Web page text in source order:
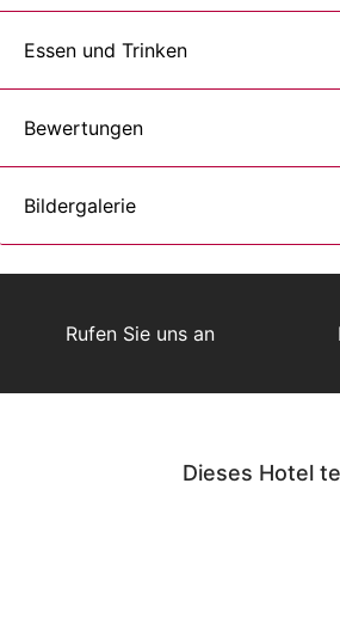
Essen und Trinken
Bewertungen
Bildergalerie
Rufen Sie uns an
Dieses Hotel